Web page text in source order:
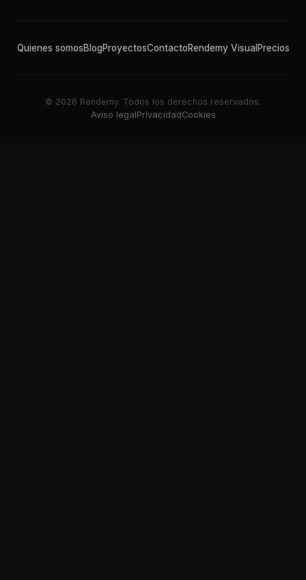
Quienes somosBlogProyectosContactoRendemy Visual Precios
© 2026 Rendemy. Todos los derechos reservados.
Aviso legalPrivacidadCookies